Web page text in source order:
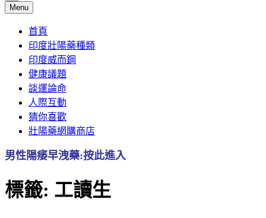
Menu
首頁
印度壯陽藥種類
印度威而鋼
健康議題
談運論命
人際互動
猜你喜歡
壯陽藥網購商店
男性陽痿早洩藥:按此進入
標籤: 工讀生